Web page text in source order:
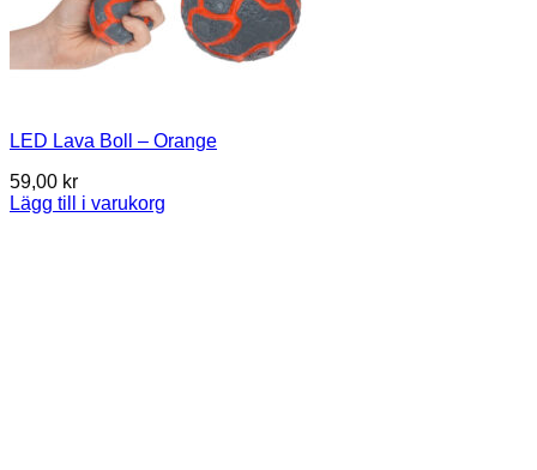
LED Lava Boll – Orange
59,00 kr
Lägg till i varukorg